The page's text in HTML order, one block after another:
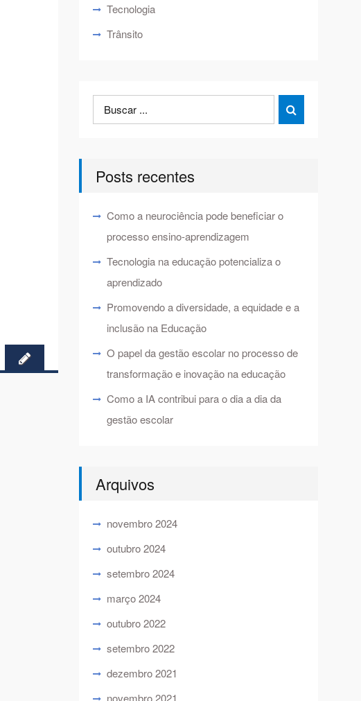
Tecnologia
Trânsito
Search
for:

Posts recentes
Como a neurociência pode beneficiar o
processo ensino-aprendizagem
Tecnologia na educação potencializa o
aprendizado
Promovendo a diversidade, a equidade e a
inclusão na Educação
O papel da gestão escolar no processo de
transformação e inovação na educação
Como a IA contribui para o dia a dia da
gestão escolar
Arquivos
novembro 2024
outubro 2024
setembro 2024
março 2024
outubro 2022
setembro 2022
dezembro 2021
novembro 2021